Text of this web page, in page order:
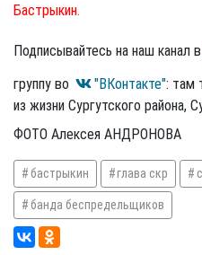
Бастрыкин.
Подписывайтесь на наш канал в
группу во
"ВКонтакте": там
из жизни Сургутского района,
ФОТО Алексея АНДРОНОВА
бастрыкин глава скр
банда беспредельщиков